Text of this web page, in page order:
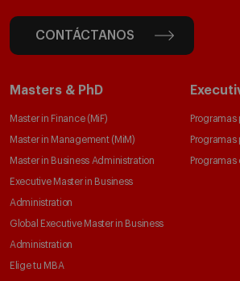
CONTÁCTANOS
Masters & PhD
Master in Finance (MiF)
Master in Management (MiM)
Master in Business Administration
Executive Master in Business
Administration
Global Executive Master in Business
Administration
Elige tu MBA
Programas
Programas
Programas